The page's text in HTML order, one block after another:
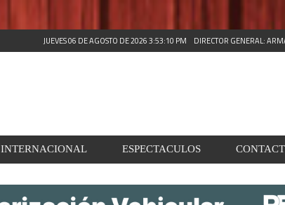
JUEVES 06 DE AGOSTO DE 2026 3:53:11 PM DIRECTOR GENERAL:
INTERNACIONAL ESPECTACULOS